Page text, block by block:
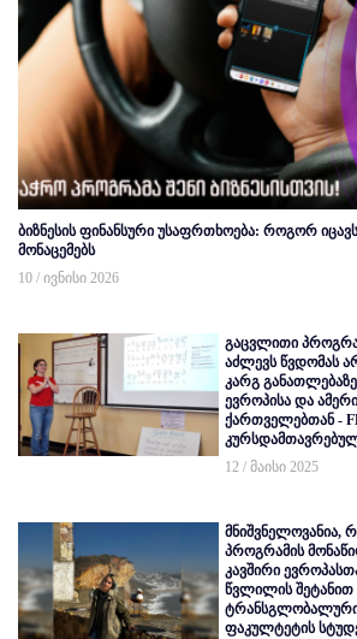
ბიზნესის ფინანსური უსაფრთხოება: როგორ
მონაცემებს
10 / ივნისი 2026
გაცვლითი
აძლევს წვდომას
კარგ
ევროპისა და
ქართველებთან -
12 / მაისი 2025
მნიშვნელოვანია,
პროგრამის
კავშირი
წვლილის შეტანით
ტრანსგლობალური
ფაკულტეტის